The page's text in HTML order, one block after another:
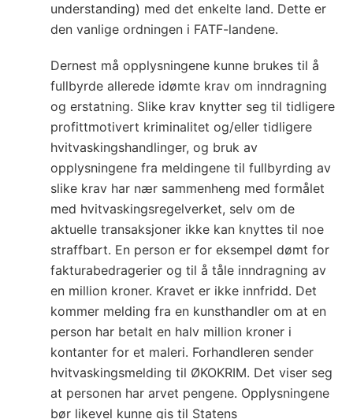
understanding) med det enkelte land. Dette er
den vanlige ordningen i FATF-landene.
Dernest må opplysningene kunne brukes til å
fullbyrde allerede idømte krav om inndragning
og erstatning. Slike krav knytter seg til tidligere
profittmotivert kriminalitet og/eller tidligere
hvitvaskingshandlinger, og bruk av
opplysningene fra meldingene til fullbyrding av
slike krav har nær sammenheng med formålet
med hvitvaskingsregelverket, selv om de
aktuelle transaksjoner ikke kan knyttes til noe
straffbart. En person er for eksempel dømt for
fakturabedragerier og til å tåle inndragning av
en million kroner. Kravet er ikke innfridd. Det
kommer melding fra en kunsthandler om at en
person har betalt en halv million kroner i
kontanter for et maleri. Forhandleren sender
hvitvaskingsmelding til ØKOKRIM. Det viser seg
at personen har arvet pengene. Opplysningene
bør likevel kunne gis til Statens